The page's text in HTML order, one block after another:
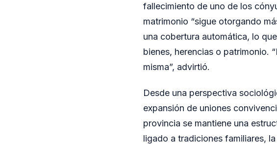
fallecimiento de uno de los
matrimonio “sigue otorgando
una cobertura automática, lo
bienes, herencias o patrimonio.
misma”, advirtió.
Desde una perspectiva
expansión de uniones
provincia se mantiene una
ligado a tradiciones familiares,